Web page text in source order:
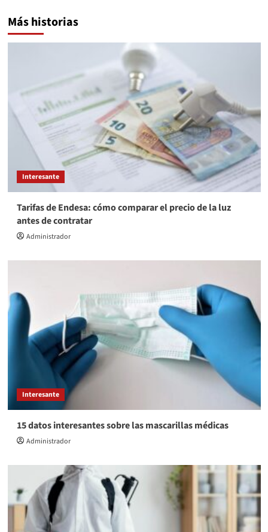
Más historias
Interesante
Tarifas de Endesa: cómo comparar el precio de la luz
antes de contratar
Administrador
Interesante
15 datos interesantes sobre las mascarillas médicas
Administrador